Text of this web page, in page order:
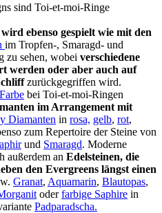
sind Toi-et-moi-Ringe
ebenso gespielt wie mit den
im Tropfen-, Smaragd- und
zu sehen, wobei verschiedene
werden oder aber auch auf
zurückgegriffen wird.
Farbe bei Toi-et-moi-Ringen
im Arrangement mit
Diamanten in rosa, gelb, rot,
zum Repertoire der Steine von
und Smaragd. Moderne
außerdem an Edelsteinen, die
den Evergreens längst einen
Granat, Aquamarin, Blautopas,
oderfarbige Saphire in
Padparadscha.